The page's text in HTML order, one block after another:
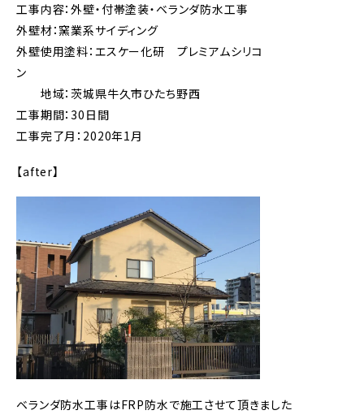
工事内容：外壁・付帯塗装・ベランダ防水工事
外壁材：窯業系サイディング
外壁使用塗料：エスケー化研 プレミアムシリコ
ン
地域：茨城県牛久市ひたち野西
工事期間：30日間
工事完了月：2020年1月
【after】
ベランダ防水工事はFRP防水で施工させて頂きました